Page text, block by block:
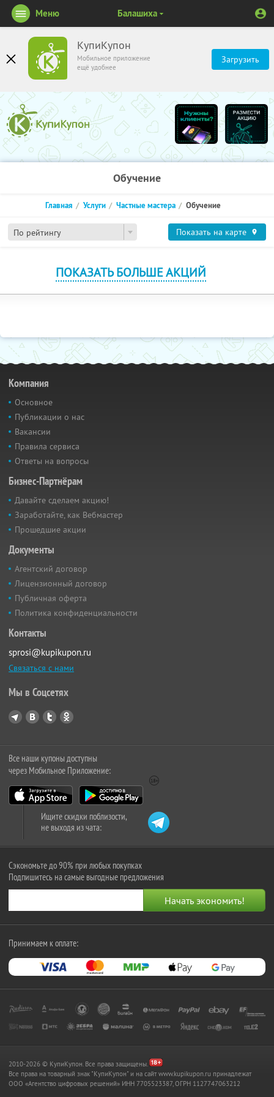
КупиКупон
Мобильное приложение
ещё удобнее
Загрузить
Меню Балашиха
Обучение
По рейтингу
Главная Услуги Частные мастера Обучение
Показать на карте
ПОКАЗАТЬ БОЛЬШЕ АКЦИЙ
Компания
Основное
Публикации о нас
Вакансии
Правила сервиса
Ответы на вопросы
Бизнес-Партнёрам
Давайте сделаем акцию!
Заработайте, как Вебмастер
Прошедшие акции
Документы
Агентский договор
Лицензионный договор
Публичная оферта
Политика конфиденциальности
Контакты
sprosi@kupikupon.ru
Связаться с нами
Мы в Соцсетях
Все наши купоны доступны
через Мобильное Приложение:
Ищите скидки поблизости,
не выходя из чата:
Сэкономьте до 90% при любых покупках
Подпишитесь на самые выгодные предложения
Принимаем к оплате:
2010-2026 © КупиКупон. Все права защищены.
Все права на товарный знак "КупиКупон" и на сайт www.kupikupon.ru принадлежат
OOO «Агентство цифровых решений» ИНН 7705523387, ОГРН 1127747063212